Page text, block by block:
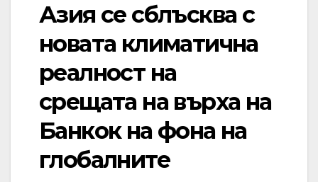
Азия се сблъсква с
новата климатична
реалност на
срещата на върха на
Банкок на фона на
глобалните